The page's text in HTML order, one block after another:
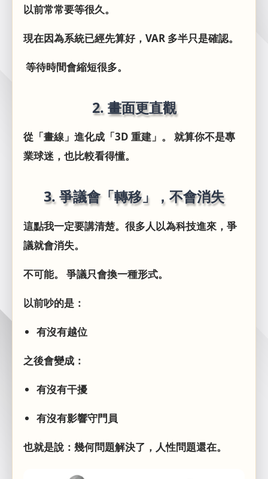
以前常常要等很久。
現在因為系統已經先算好，VAR 多半只是確認。
等待時間會縮短很多。
2. 畫面更直觀
從「畫線」進化成「3D 重建」。 就算你不是專
業球迷，也比較看得懂。
3. 爭議會「轉移」，不會消失
這點我一定要講清楚。很多人以為科技進來，爭
議就會消失。
不可能。 爭議只會換一種形式。
以前吵的是：
有沒有越位
之後會變成：
有沒有干擾
有沒有影響守門員
也就是說：幾何問題解決了，人性問題還在。